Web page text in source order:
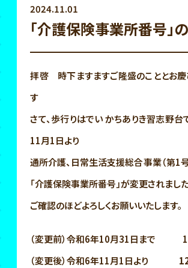
2024.11.01
「介護保険事業所番号」
拝啓 時下ますますご隆盛のこととお
す
さて、歩行りはでい かちありき習志野台
11月1日より
通所介護、日常生活支援総合事業（第1
「介護保険事業所番号」が変更されました
ご確認のほどよろしくお願いいたします。
（変更前）令和6年10月31日まで
（変更後）令和6年11月1日より